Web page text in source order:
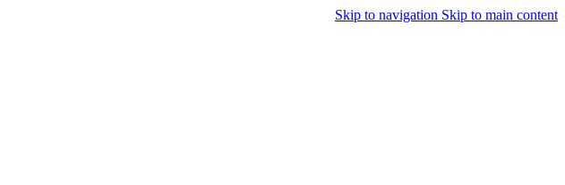
Skip to navigation Skip to main content